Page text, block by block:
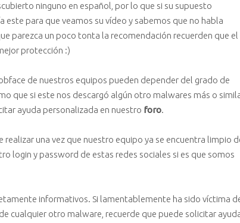
ninguno en español, por lo que si su supuesto
este para que veamos su vídeo y sabemos que no habla
parezca un poco tonta la recomendación recuerden que el
protección :)
de nuestros equipos pueden depender del grado de
que si este nos descargó algún otro malwares más o
ayuda personalizada en nuestro foro.
realizar una vez que nuestro equipo ya se encuentra limpio
login y password de estas redes sociales si es que somos
informativos. Si lamentablemente ha sido víctima
cualquier otro malware, recuerde que puede solicitar